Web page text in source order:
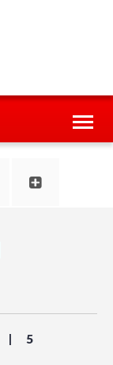
5